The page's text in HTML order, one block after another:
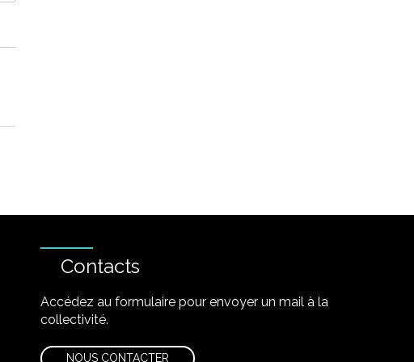
Contacts
Accédez au formulaire pour envoyer un mail à la
collectivité.
NOUS CONTACTER